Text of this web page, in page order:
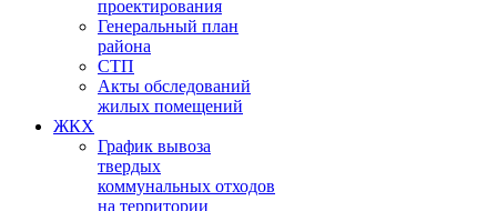
проектирования
Генеральный план
района
СТП
Акты обследований
жилых помещений
ЖКХ
График вывоза
твердых
коммунальных отходов
на территории